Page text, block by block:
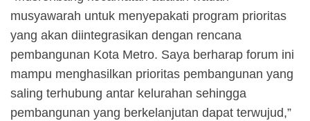
musyawarah untuk menyepakati program prioritas
yang akan diintegrasikan dengan rencana
pembangunan Kota Metro. Saya berharap forum ini
mampu menghasilkan prioritas pembangunan yang
saling terhubung antar kelurahan sehingga
pembangunan yang berkelanjutan dapat terwujud,”